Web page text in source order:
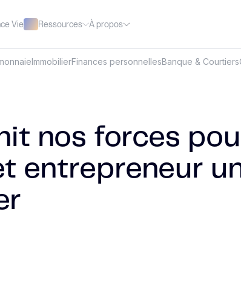
Vie Ressources À propos
ImmobilierFinances personnellesBanque & Courtiers
nos forces
entrepreneur